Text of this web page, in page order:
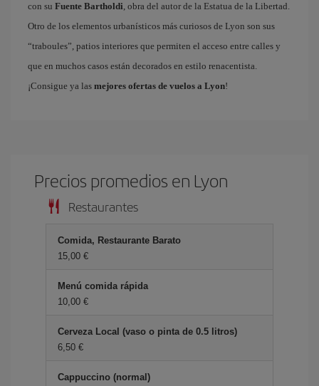
con su Fuente Bartholdi, obra del autor de la Estatua de la Libertad.
Otro de los elementos urbanísticos más curiosos de Lyon son sus
“traboules”, patios interiores que permiten el acceso entre calles y
que en muchos casos están decorados en estilo renacentista.
¡Consigue ya las mejores ofertas de vuelos a Lyon!
Precios promedios en Lyon
Restaurantes
Comida, Restaurante Barato
15,00 €
Menú comida rápida
10,00 €
Cerveza Local (vaso o pinta de 0.5 litros)
6,50 €
Cappuccino (normal)